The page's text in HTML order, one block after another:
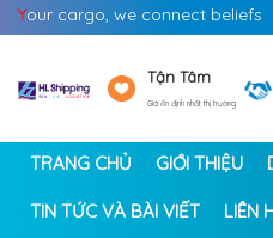
Your cargo, we connect beliefs
Tận Tâm
Giá ổn định nhất thị trường
TRANG CHỦ GIỚI THIỆU
TIN TỨC VÀ BÀI VIẾT LIÊN